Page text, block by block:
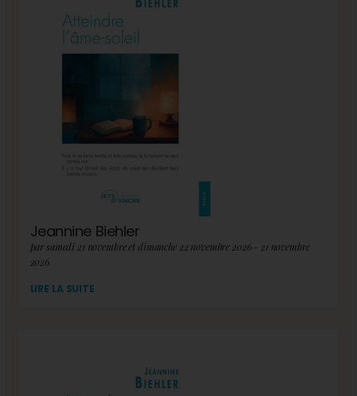
Jeannine Biehler
par samedi 21 novembre et dimanche 22 novembre 2026 - 21 novembre
2026
LIRE LA SUITE